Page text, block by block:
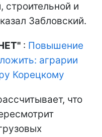
строительной и
Забловский.
: Повышение
аграрии
Корецкому
что